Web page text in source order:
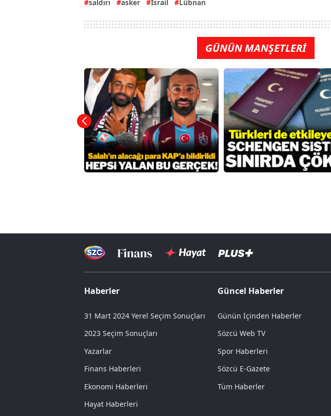
saldırı asker İsrail Lübnan
GÜNÜN MANŞETLERİ
Haberler
31 Mart 2024 Yerel Seçim Sonuçları
2023 Seçim Sonuçları
Yazarlar
Finans Haberleri
Ekonomi Haberleri
Hayat Haberleri
Güncel Haberler
Günün İçinden Haberler
Sözcü Web TV
Spor Haberleri
Sözcü E-Gazete
Tüm Haberler